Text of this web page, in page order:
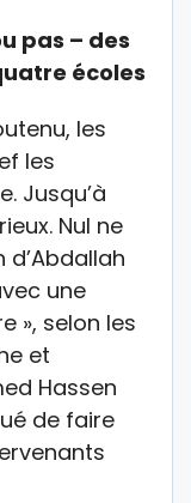
pas – des
écoles
les
les
Jusqu’à
Nul ne
d’Abdallah
une
», selon les
et
Hassen
de faire